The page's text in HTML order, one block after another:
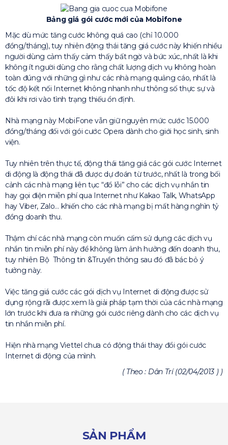
Bảng giá gói cước mới của Mobifone
Mặc dù mức tăng cước không quá cao (chỉ 10.000
đồng/tháng), tuy nhiên động thái tăng giá cước này khiến nhiều
người dùng cảm thấy cảm thấy bất ngờ và bức xúc, nhất là khi
không ít người dùng cho rằng chất lượng dịch vụ không hoàn
toàn đúng với những gì như các nhà mạng quảng cáo, nhất là
tốc độ kết nối Internet không nhanh như thông số thực sự và
đôi khi rơi vào tình trạng thiếu ổn định.
Nhà mạng này MobiFone vẫn giữ nguyên mức cước 15.000
đồng/tháng đối với gói cước Opera dành cho giới học sinh, sinh
viện.
Tuy nhiên trên thực tế, động thái tăng giá các gói cước Internet
di động là động thái đã được dự đoán từ trước, nhất là trong bối
cảnh các nhà mạng liên tục “đổ lỗi” cho các dịch vụ nhắn tin
hay gọi điện miễn phí qua Internet như Kakao Talk, WhatsApp
hay Viber, Zalo… khiến cho các nhà mạng bị mất hàng nghìn tỷ
đồng doanh thu.
Thậm chí các nhà mạng còn muốn cấm sử dụng các dịch vụ
nhắn tin miễn phí này để không làm ảnh hưởng đến doanh thu,
tuy nhiên Bộ Thông tin &Truyền thông sau đó đã bác bỏ ý
tưởng này.
Việc tăng giá cước các gói dịch vụ Internet di động được sử
dụng rộng rãi được xem là giải pháp tạm thời của các nhà mạng
lớn trước khi đưa ra những gói cước riêng dành cho các dịch vụ
tin nhắn miễn phí.
Hiện nhà mạng Viettel chưa có động thái thay đổi gói cước
Internet di động của mình.
( Theo : Dân Trí (02/04/2013 ) )
SẢN PHẨM